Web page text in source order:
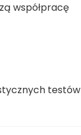
współpracę
testów